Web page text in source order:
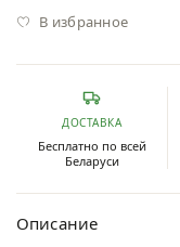
В избранное
ДОСТАВКА
Бесплатно по всей
Беларуси
Описание